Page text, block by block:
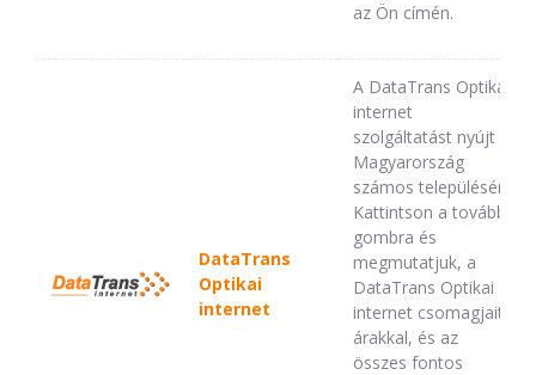
az Ön címén.
DataTrans
Optikai
internet
A DataTrans Optikai
internet
szolgáltatást nyújt
Magyarország
számos településén.
Kattintson a tovább
gombra és
megmutatjuk, a
DataTrans Optikai
internet csomagjait,
árakkal, és az
összes fontos